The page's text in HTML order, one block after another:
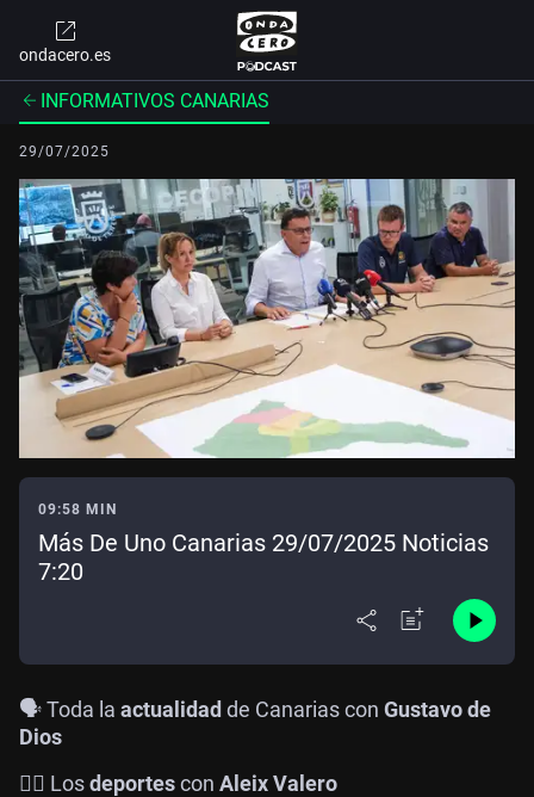
ondacero.es
INFORMATIVOS CANARIAS
29/07/2025
09:58 MIN
Más De Uno Canarias 29/07/2025 Noticias
7:20
🗣️ Toda la actualidad de Canarias con Gustavo de
Dios
🤾‍♀️ Losdeportescon Aleix Valero